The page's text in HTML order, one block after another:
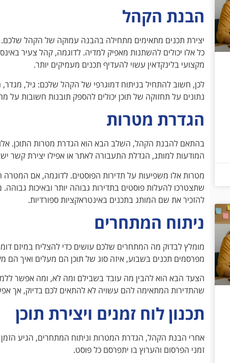
הבנת הקהל
יצירת תכנים מתאימים מתחילה בהבנה עמוקה של הקהל שלכם.
כל אלו יכולים להשתנות מאפיק למדיה. לדוגמה, קהל צעיר
מקצועי בלינקדאין עשוי להעדיף תכנים מעמיקים יותר.
לכן, חשוב להתחיל בניתוח דמוגרפי של הקהל שלכם: גיל, מגדר,
נתונים על תחזוקה של תוכן יכולים להספק תובנות חשובות על
הגדרת מטרות
בהתאם להבנת הקהל, השלב הבא הוא הגדרת מטרות התוכן. אלו
המודעות למותג, הגדלת התעבורה לאתר או אפילו יצירת קשר
מטרות אלו משפיעות על תדירות הפוסטים. לדוגמה, אם המטרה
שתצטרכו להעלות פוסטים בתדירות גבוהה יותר ובאיכות
להזכיר את שם המותג בתכנים באינטראקציות ספורדיות.
ניתוח המתחרים
מומלץ לבדוק מה המתחרים שלכם עושים כדי להצליח במיזם
מפרסמים תכנים בשבוע, איזה סוג של תוכן הם מעלים ואיך הם
הצעד הבא הוא להבין מה עובד בשבילם ומה לא, ומה אפשר
שהתדירות המתאימה להם עשויה לא להתאים לכם בדיוק, אך
תכנון לוח זמנים ויצירת תוכן
אחרי הבנת הקהל, הגדרת המטרות וניתוח המתחרים, הגיע הזמן
זמני הפרסום והערוץ בו יתפרסם כל פוסט.